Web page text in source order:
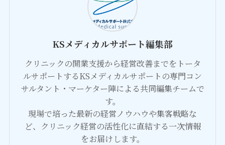
KSメディカルサポート編集部
クリニックの開業支援から経営改善までをトータ
ルサポートするKSメディカルサポートの専門コン
サルタント・マーケター陣による共同編集チームで
す。
現場で培った最新の経営ノウハウや集客戦略な
ど、クリニック経営の活性化に直結する一次情報
をお届けします。